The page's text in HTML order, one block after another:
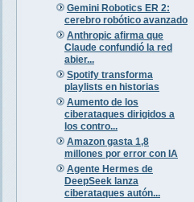
Gemini Robotics ER 2:
cerebro robótico avanzado
Anthropic afirma que
Claude confundió la red
abier...
Spotify transforma
playlists en historias
Aumento de los
ciberataques dirigidos a
los contro...
Amazon gasta 1,8
millones por error con IA
Agente Hermes de
DeepSeek lanza
ciberataques autón...